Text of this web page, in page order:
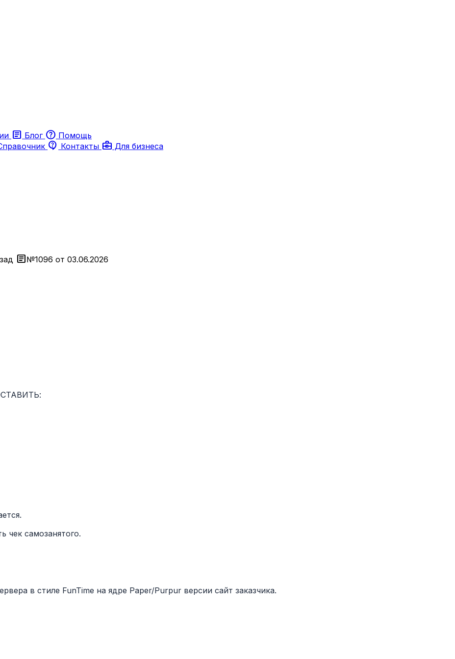
article Блог help Помощь
contact_support Контакты business_center Для бизнеса
article№1096 от 03.06.2026
чек самозанятого.
в стиле FunTime на ядре Paper/Purpur версии сайт заказчика.